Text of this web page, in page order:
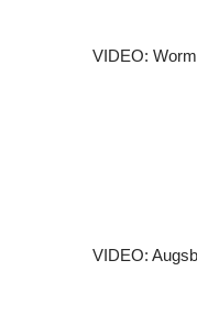
VIDEO:
VIDEO: